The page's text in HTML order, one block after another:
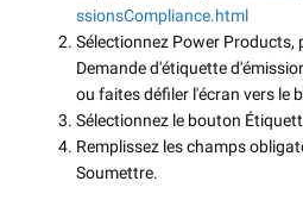
ssionsCompliance.html
Sélectionnez Power Products,
Demande d'étiquette
ou faites défiler l'écran vers le
Sélectionnez le bouton
Remplissez les champs
Soumettre.